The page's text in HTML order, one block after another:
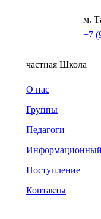
м.
+7
частная Школа
О нас
Группы
Педагоги
Поступление
Контакты